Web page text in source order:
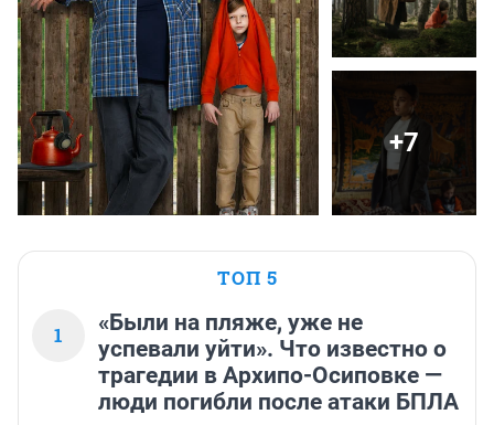
+7
ТОП 5
1
«Были на пляже, уже не
успевали уйти». Что известно о
трагедии в Архипо-Осиповке —
люди погибли после атаки БПЛА